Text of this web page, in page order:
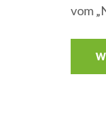
vom